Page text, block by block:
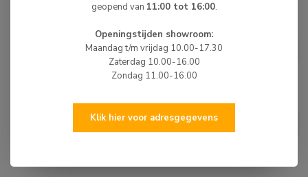
Wielklem 13-15 inch
Niet op voorraad
Steady Wielklem
€134,50
geopend van 11:00 tot 16:00.
Openingstijden showroom:
Maandag t/m vrijdag 10.00-17.30
Zaterdag 10.00-16.00
Zondag 11.00-16.00
Klik hier voor adresgegevens